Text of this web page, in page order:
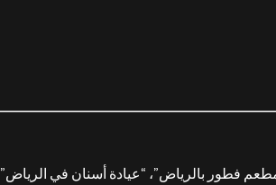
فطور بالرياض”، “عيادة أسنان في الرياض”